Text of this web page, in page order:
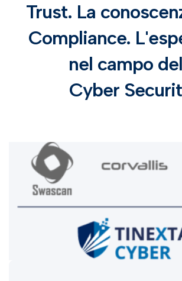
Trust. La
Compliance.
nel campo
Cyber